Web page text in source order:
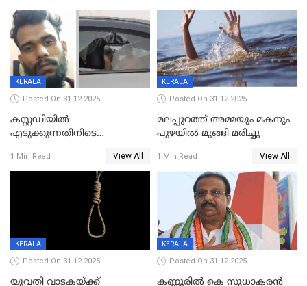
KERALA
Posted On 31-12-2025
കസ്റ്റഡിയിൽ
എടുക്കുന്നതിനിടെ
വധശ്രമക്കേസ് പ്രതി പിടിയിൽ
1 Min Read View All
KERALA
Posted On 31-12-2025
മലപ്പുറത്ത് അമ്മയും മകനും
പുഴയിൽ മുങ്ങി മരിച്ചു
1 Min Read View All
KERALA
Posted On 31-12-2025
യുവതി വാടകയ്ക്ക്
KERALA
Posted On 31-12-2025
കണ്ണൂരിൽ കെ സുധാകരൻ